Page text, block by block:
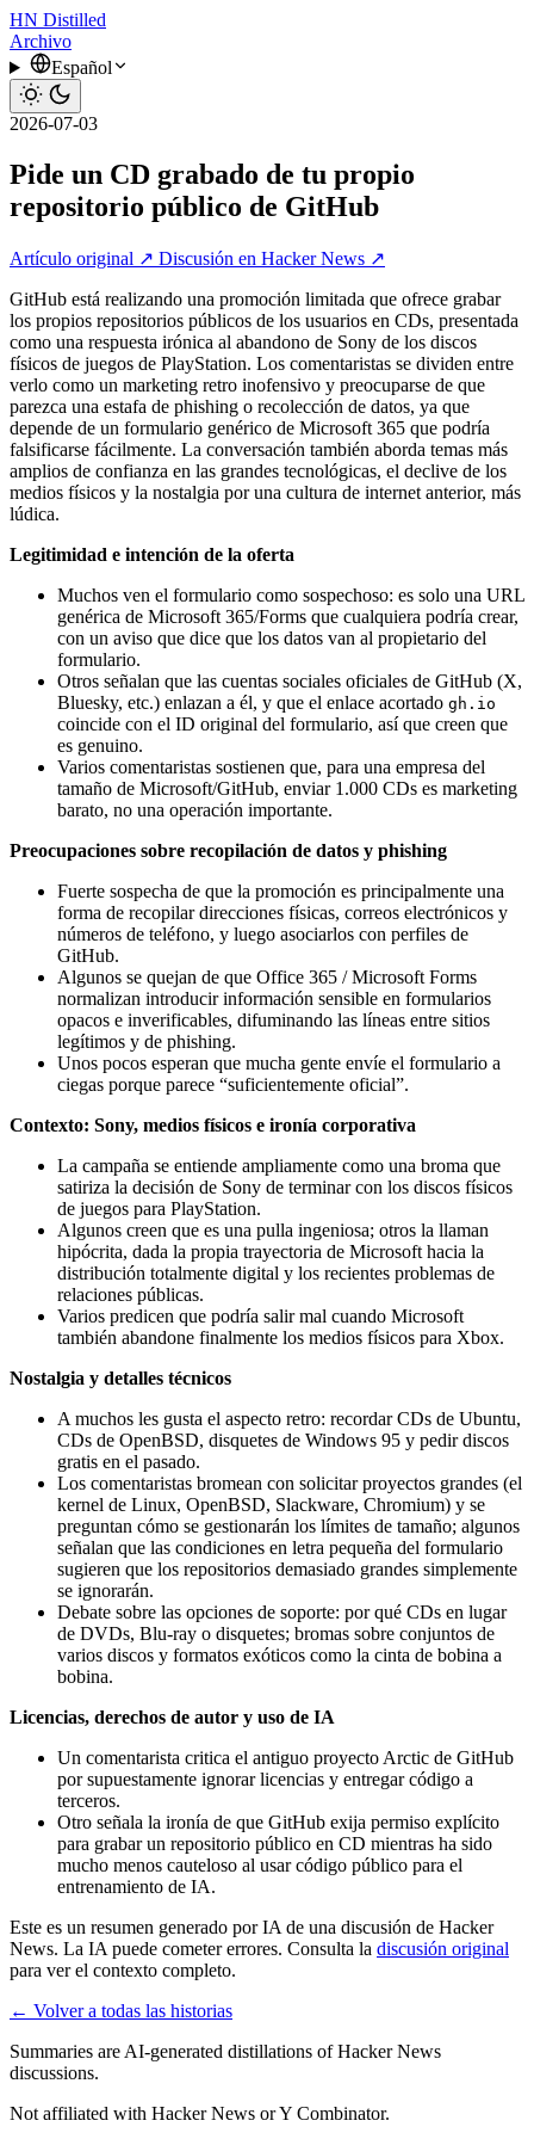
HN Distilled
Archivo
Español
2026-07-03
Pide un CD grabado de tu propio
repositorio público de GitHub
Artículo original ↗ Discusión en Hacker News ↗
GitHub está realizando una promoción limitada que ofrece grabar
los propios repositorios públicos de los usuarios en CDs, presentada
como una respuesta irónica al abandono de Sony de los discos
físicos de juegos de PlayStation. Los comentaristas se dividen entre
verlo como un marketing retro inofensivo y preocuparse de que
parezca una estafa de phishing o recolección de datos, ya que
depende de un formulario genérico de Microsoft 365 que podría
falsificarse fácilmente. La conversación también aborda temas más
amplios de confianza en las grandes tecnológicas, el declive de los
medios físicos y la nostalgia por una cultura de internet anterior, más
lúdica.
Legitimidad e intención de la oferta
Muchos ven el formulario como sospechoso: es solo una URL
genérica de Microsoft 365/Forms que cualquiera podría crear,
con un aviso que dice que los datos van al propietario del
formulario.
Otros señalan que las cuentas sociales oficiales de GitHub (X,
Bluesky, etc.) enlazan a él, y que el enlace acortado gh.io
coincide con el ID original del formulario, así que creen que
es genuino.
Varios comentaristas sostienen que, para una empresa del
tamaño de Microsoft/GitHub, enviar 1.000 CDs es marketing
barato, no una operación importante.
Preocupaciones sobre recopilación de datos y phishing
Fuerte sospecha de que la promoción es principalmente una
forma de recopilar direcciones físicas, correos electrónicos y
números de teléfono, y luego asociarlos con perfiles de
GitHub.
Algunos se quejan de que Office 365 / Microsoft Forms
normalizan introducir información sensible en formularios
opacos e inverificables, difuminando las líneas entre sitios
legítimos y de phishing.
Unos pocos esperan que mucha gente envíe el formulario a
ciegas porque parece “suficientemente oficial”.
Contexto: Sony, medios físicos e ironía corporativa
La campaña se entiende ampliamente como una broma que
satiriza la decisión de Sony de terminar con los discos físicos
de juegos para PlayStation.
Algunos creen que es una pulla ingeniosa; otros la llaman
hipócrita, dada la propia trayectoria de Microsoft hacia la
distribución totalmente digital y los recientes problemas de
relaciones públicas.
Varios predicen que podría salir mal cuando Microsoft
también abandone finalmente los medios físicos para Xbox.
Nostalgia y detalles técnicos
A muchos les gusta el aspecto retro: recordar CDs de Ubuntu,
CDs de OpenBSD, disquetes de Windows 95 y pedir discos
gratis en el pasado.
Los comentaristas bromean con solicitar proyectos grandes (el
kernel de Linux, OpenBSD, Slackware, Chromium) y se
preguntan cómo se gestionarán los límites de tamaño; algunos
señalan que las condiciones en letra pequeña del formulario
sugieren que los repositorios demasiado grandes simplemente
se ignorarán.
Debate sobre las opciones de soporte: por qué CDs en lugar
de DVDs, Blu-ray o disquetes; bromas sobre conjuntos de
varios discos y formatos exóticos como la cinta de bobina a
bobina.
Licencias, derechos de autor y uso de IA
Un comentarista critica el antiguo proyecto Arctic de GitHub
por supuestamente ignorar licencias y entregar código a
terceros.
Otro señala la ironía de que GitHub exija permiso explícito
para grabar un repositorio público en CD mientras ha sido
mucho menos cauteloso al usar código público para el
entrenamiento de IA.
Este es un resumen generado por IA de una discusión de Hacker
News. La IA puede cometer errores. Consulta la discusión original
para ver el contexto completo.
← Volver a todas las historias
Summaries are AI-generated distillations of Hacker News
discussions.
Not affiliated with Hacker News or Y Combinator.